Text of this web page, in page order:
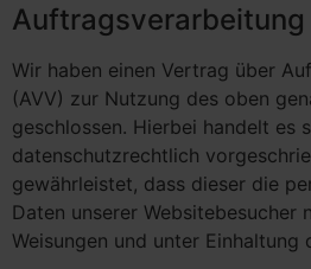
Auftragsverarbeitung
Wir haben einen Vertrag über
(AVV) zur Nutzung des oben
geschlossen. Hierbei handelt es
datenschutzrechtlich
gewährleistet, dass dieser die
Daten unserer Websitebesucher
Weisungen und unter Einhaltung